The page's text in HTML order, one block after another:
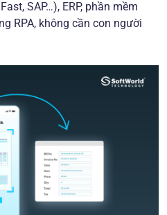
SAP…), ERP, phần mềm
RPA, không cần con người